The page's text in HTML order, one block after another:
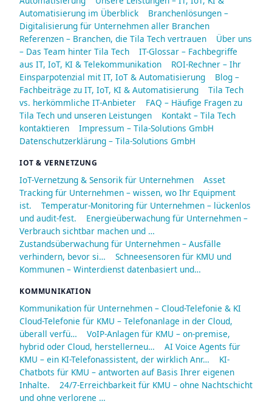
Automatisierung im Überblick
Branchenlösungen –
Digitalisierung für Unternehmen aller Branchen
Referenzen – Branchen, die Tila Tech vertrauen
Über uns
– Das Team hinter Tila Tech
IT-Glossar – Fachbegriffe
aus IT, IoT, KI & Telekommunikation
ROI-Rechner – Ihr
Einsparpotenzial mit IT, IoT & Automatisierung
Blog –
Fachbeiträge zu IT, IoT, KI & Automatisierung
Tila Tech
vs. herkömmliche IT-Anbieter
FAQ – Häufige Fragen zu
Tila Tech und unseren Leistungen
Kontakt – Tila Tech
kontaktieren
Impressum – Tila-Solutions GmbH
Datenschutzerklärung – Tila-Solutions GmbH
IOT & VERNETZUNG
IoT-Vernetzung & Sensorik für Unternehmen
Asset
Tracking für Unternehmen – wissen, wo Ihr Equipment
ist.
Temperatur-Monitoring für Unternehmen – lückenlos
und audit-fest.
Energieüberwachung für Unternehmen –
Verbrauch sichtbar machen und …
Zustandsüberwachung für Unternehmen – Ausfälle
verhindern, bevor si…
Schneesensoren für KMU und
Kommunen – Winterdienst datenbasiert und…
KOMMUNIKATION
Kommunikation für Unternehmen – Cloud-Telefonie & KI
Cloud-Telefonie für KMU – Telefonanlage in der Cloud,
überall verfü…
VoIP-Anlagen für KMU – on-premise,
hybrid oder Cloud, herstellerneu…
AI Voice Agents für
KMU – ein KI-Telefonassistent, der wirklich Anr…
KI-
Chatbots für KMU – antworten auf Basis Ihrer eigenen
Inhalte.
24/7-Erreichbarkeit für KMU – ohne Nachtschicht
und ohne verlorene …